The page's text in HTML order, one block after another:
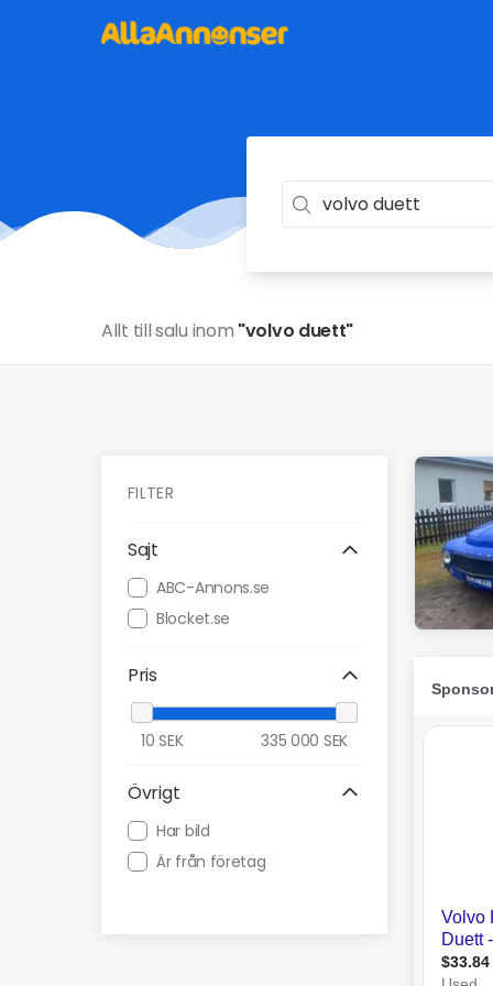
Allt till salu inom "volvo duett"
FILTER
Sajt
ABC-Annons.se
Blocket.se
Pris
10 SEK 335 000 SEK
Övrigt
Har bild
Är från företag